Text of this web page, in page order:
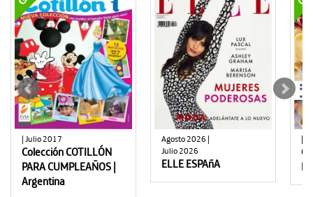
| Julio 2017
Colección COTILLÓN
PARA CUMPLEAÑOS |
Argentina
Agosto 2026 |
Julio 2026
ELLE ESPAñA
|